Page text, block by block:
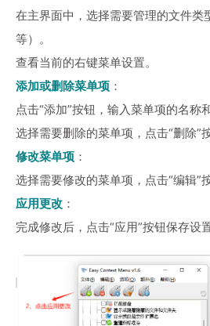
在主界面中，选择需要管理的文件类
等）。
查看当前的右键菜单设置。
添加或删除菜单项 ：
点击“添加”按钮，输入菜单项的名称
选择需要删除的菜单项，点击“删除”按
修改菜单项 ：
选择需要修改的菜单项，点击“编辑”
应用更改 ：
完成修改后，点击“应用”按钮保存设置